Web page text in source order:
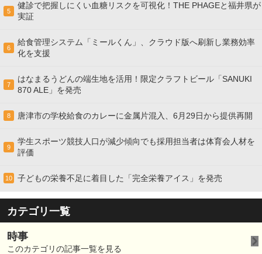
5
健診で把握しにくい血糖リスクを可視化！THE PHAGEと福井県が
実証
6
給食管理システム「ミールくん」、クラウド版へ刷新し業務効率
化を支援
7
はなまるうどんの端生地を活用！限定クラフトビール「SANUKI
870 ALE」を発売
8 唐津市の学校給食のカレーに金属片混入、6月29日から提供再開
9
学生スポーツ競技人口が減少傾向でも採用担当者は体育会人材を
評価
10 子どもの栄養不足に着目した「完全栄養アイス」を発売
カテゴリ一覧
時事
このカテゴリの記事一覧を見る